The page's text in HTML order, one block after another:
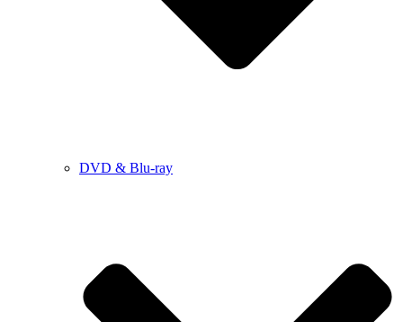
DVD & Blu-ray